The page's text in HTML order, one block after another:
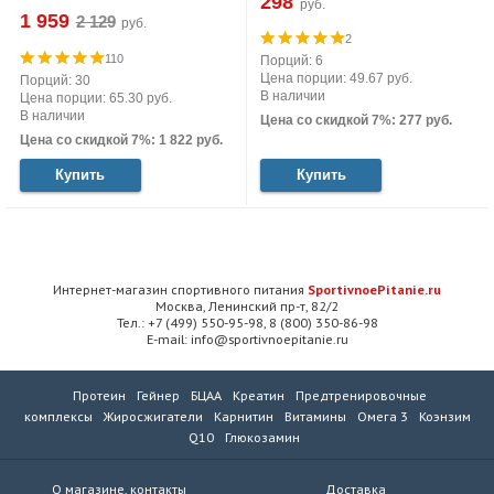
1 959 руб.
110
Порций: 30
Цена порции: 65.30 руб.
В наличии
Цена со скидкой 7%: 1 822 руб.
Купить
руб.
2
Порций: 6
Цена порции: 49.67 руб.
В наличии
Цена со скидкой 7%: 277 руб.
Купить
Интернет-магазин спортивного питания SportivnoePitanie.ru
Москва, Ленинский пр-т, 82/2
Тел.: +7 (499) 550-95-98, 8 (800) 350-86-98
E-mail: info@sportivnoepitanie.ru
Протеин Гейнер БЦАА Креатин
Предтренировочные
комплексы
Жиросжигатели Карнитин Витамины Омега 3
Коэнзим
Q10
Глюкозамин
О магазине, контакты Доставка